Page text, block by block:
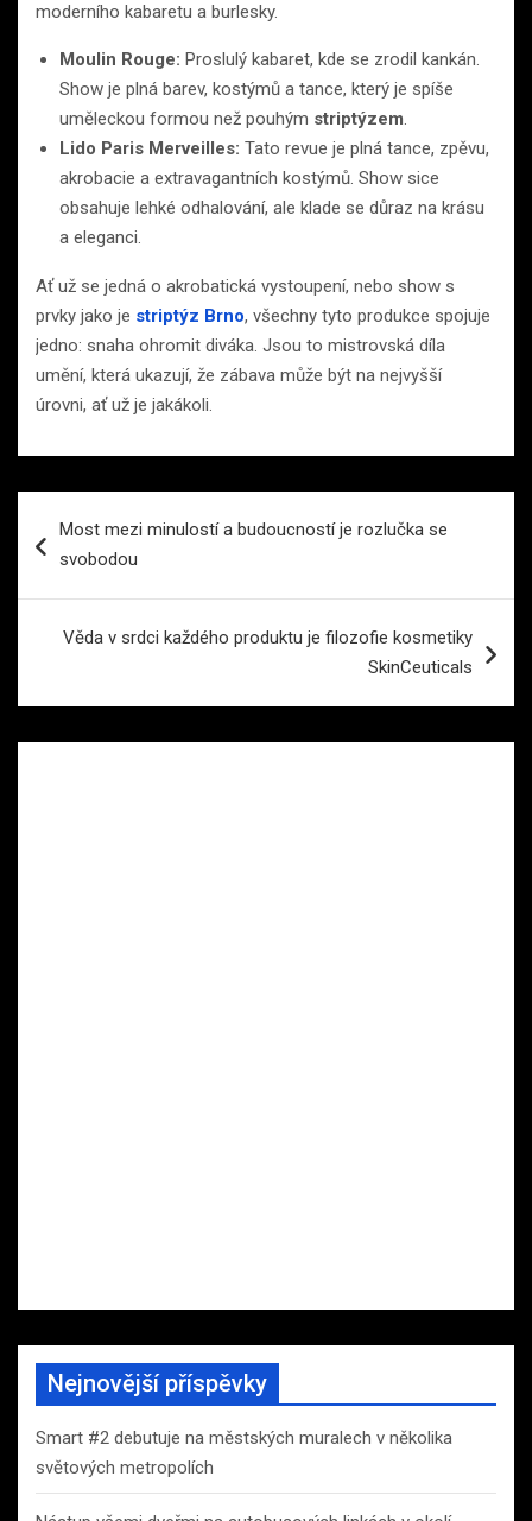
moderního kabaretu a burlesky.
Moulin Rouge: Proslulý kabaret, kde se zrodil kankán.
Show je plná barev, kostýmů a tance, který je spíše
uměleckou formou než pouhým striptýzem.
Lido Paris Merveilles: Tato revue je plná tance, zpěvu,
akrobacie a extravagantních kostýmů. Show sice
obsahuje lehké odhalování, ale klade se důraz na krásu
a eleganci.
Ať už se jedná o akrobatická vystoupení, nebo show s
prvky jako je striptýz Brno, všechny tyto produkce spojuje
jedno: snaha ohromit diváka. Jsou to mistrovská díla
umění, která ukazují, že zábava může být na nejvyšší
úrovni, ať už je jakákoli.
proMost mezi minulostí a budoucností je rozlučka se
svobodou
Věda v srdci každého produktu je filozofie kosmetiky
SkinCeuticals
Nejnovější příspěvky
Smart #2 debutuje na městských muralech v několika
světových metropolích